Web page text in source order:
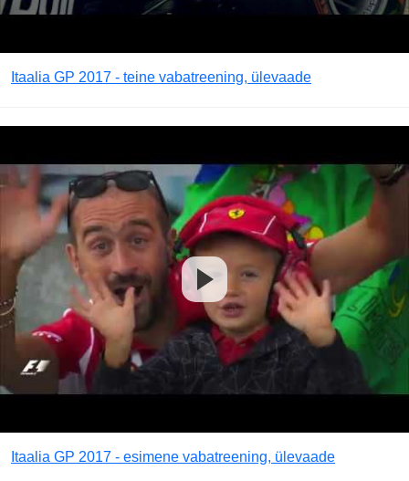
Itaalia GP 2017 - teine vabatreening, ülevaade
Itaalia GP 2017 - esimene vabatreening, ülevaade